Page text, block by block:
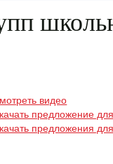
видео
предложение
предложения